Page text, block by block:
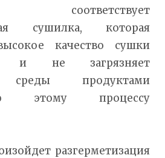
соответствует
сушилка, которая
качество сушки
и не загрязняет
среды продуктами
этому процессу
разгерметизация